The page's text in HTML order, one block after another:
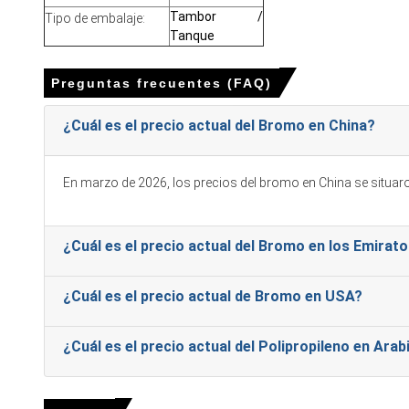
• La congestión portuaria y los cuellos de botella en el
• La alta utilización de los principales productores apoyó la
¿Por qué cambió el precio del Bromo en diciembre de 2025
• Las llegadas de importaciones constantes desde Jordania e
• El precio promedio de Bromo para el trimestre fue
• El Precio Spot de Bromo permaneció subdued; la
• La Perspectiva de Demanda de Bromo se mantuvo estable,
Tipo de embalaje:
Tambor /
Tanque
Preguntas frecuentes (FAQ)
¿Cuál es el precio actual del Bromo en China?
En marzo de 2026, los precios del bromo en China se
¿Cuál es el precio actual del Bromo en los
¿Cuál es el precio actual de Bromo en USA?
¿Cuál es el precio actual del Polipropileno en